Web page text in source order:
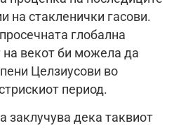
на стакленички гасови.
глобална
на векот би можела да
Целзиусови во
период.
заклучува дека таквиот